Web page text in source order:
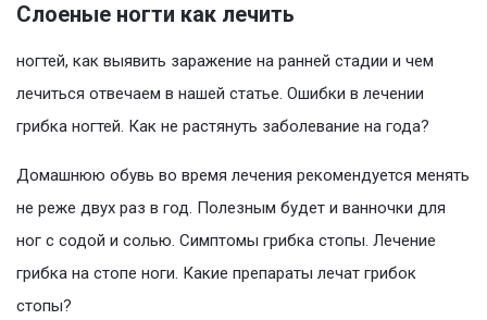
Слоеные ногти как лечить
ногтей, как выявить заражение на ранней стадии и чем
лечиться отвечаем в нашей статье. Ошибки в лечении
грибка ногтей. Как не растянуть заболевание на года?
Домашнюю обувь во время лечения рекомендуется менять
не реже двух раз в год. Полезным будет и ванночки для
ног с содой и солью. Симптомы грибка стопы. Лечение
грибка на стопе ноги. Какие препараты лечат грибок
стопы?